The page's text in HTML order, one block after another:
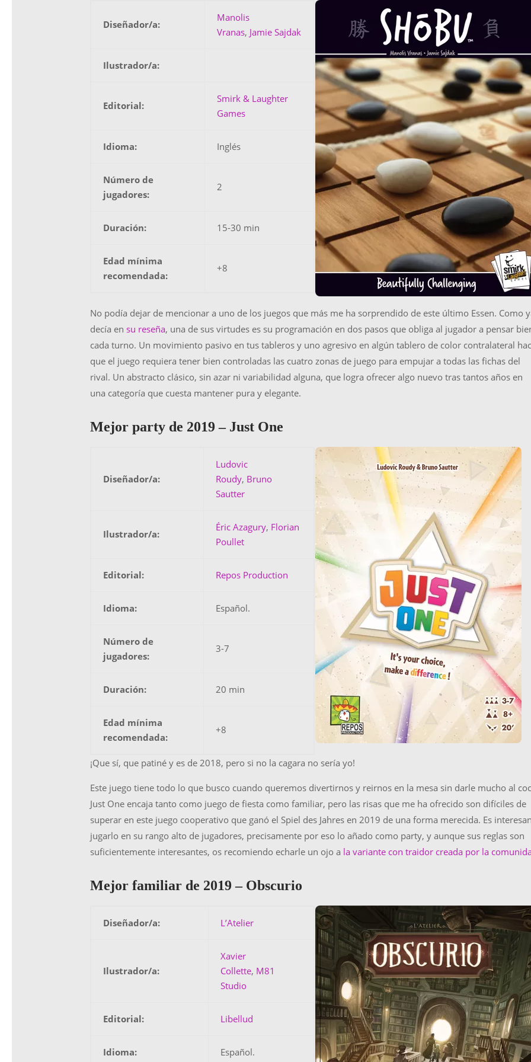
Diseñador/a:
Manolis
Vranas, Jamie Sajdak
Ilustrador/a:
Editorial:
Smirk & Laughter
Games
Idioma: Inglés
Número de
jugadores:
2
Duración: 15-30 min
Edad mínima
recomendada:
+8
No podía dejar de mencionar a uno de los juegos que más me ha sorprendido de este último Essen. Como
decía en su reseña, una de sus virtudes es su programación en dos pasos que obliga al jugador a pensar
cada turno. Un movimiento pasivo en tus tableros y uno agresivo en algún tablero de color contralateral
que el juego requiera tener bien controladas las cuatro zonas de juego para empujar a todas las fichas del
rival. Un abstracto clásico, sin azar ni variabilidad alguna, que logra ofrecer algo nuevo tras tantos años en
una categoría que cuesta mantener pura y elegante.
Mejor party de 2019 – Just One
Diseñador/a:
Ludovic
Roudy, Bruno
Sautter
Ilustrador/a:
Éric Azagury, Florian
Poullet
Editorial: Repos Production
Idioma: Español.
Número de
jugadores:
3-7
Duración: 20 min
Edad mínima
recomendada:
+8
¡Que sí, que patiné y es de 2018, pero si no la cagara no sería yo!
Este juego tiene todo lo que busco cuando queremos divertirnos y reirnos en la mesa sin darle mucho al
Just One encaja tanto como juego de fiesta como familiar, pero las risas que me ha ofrecido son difíciles de
superar en este juego cooperativo que ganó el Spiel des Jahres en 2019 de una forma merecida. Es
jugarlo en su rango alto de jugadores, precisamente por eso lo añado como party, y aunque sus reglas son
suficientemente interesantes, os recomiendo echarle un ojo a la variante con traidor creada por la
Mejor familiar de 2019 – Obscurio
Diseñador/a: L’Atelier
Ilustrador/a:
Xavier
Collette, M81
Studio
Editorial: Libellud
Idioma: Español.